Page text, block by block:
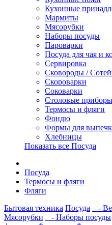
Кухонные
Мармиты
Мясорубки
Наборы посуды
Пароварки
Посуда для чая и
Сервировка
Сковороды /
Скороварки
Соковарки
Столовые приборы
Термосы и фляги
Фондю
Формы для
Хлебницы
Показать все Посуда
Посуда
Термосы и фляги
Фляги
Бытовая техника Посуда -
Мясорубки
- Наборы посуды